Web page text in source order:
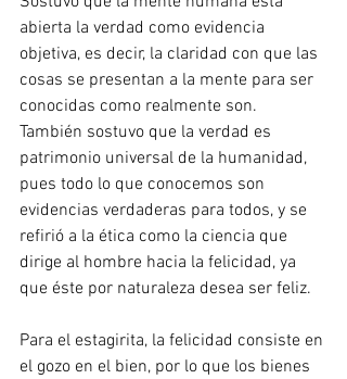
abierta la verdad como evidencia
objetiva, es decir, la claridad con que las
cosas se presentan a la mente para ser
conocidas como realmente son.
También sostuvo que la verdad es
patrimonio universal de la humanidad,
pues todo lo que conocemos son
evidencias verdaderas para todos, y se
refirió a la ética como la ciencia que
dirige al hombre hacia la felicidad, ya
que éste por naturaleza desea ser feliz.
Para el estagirita, la felicidad consiste en
el gozo en el bien, por lo que los bienes